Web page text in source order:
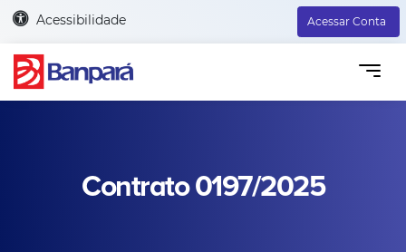
Acessibilidade Acessar Conta
Contrato 0197/2025